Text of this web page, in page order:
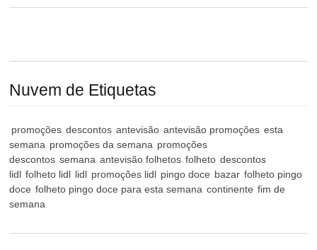
Nuvem de Etiquetas
promoções descontos antevisão antevisão promoções esta
semana promoções da semana promoções
descontos semana antevisão folhetos folheto descontos
lidl folheto lidl lidl promoções lidl pingo doce bazar folheto pingo
doce folheto pingo doce para esta semana continente fim de
semana